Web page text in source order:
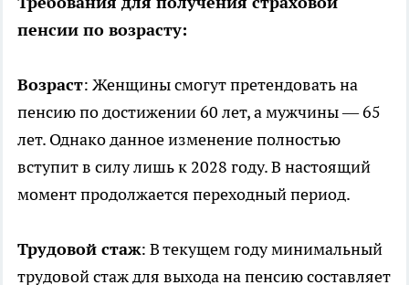
пенсии по возрасту:
Возраст: Женщины смогут претендовать на
пенсию по достижении 60 лет, а мужчины — 65
лет. Однако данное изменение полностью
вступит в силу лишь к 2028 году. В настоящий
момент продолжается переходный период.
Трудовой стаж: В текущем году минимальный
трудовой стаж для выхода на пенсию составляет